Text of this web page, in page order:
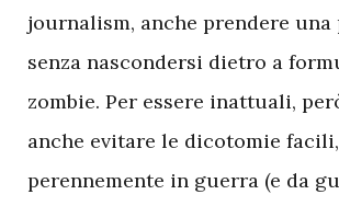
journalism, anche prendere una
senza nascondersi dietro a
zombie. Per essere inattuali,
anche evitare le dicotomie
perennemente in guerra (e da